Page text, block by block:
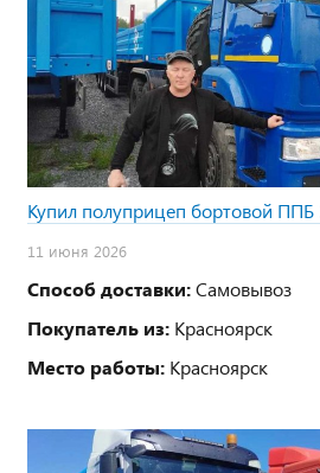
Купил полуприцеп бортовой
11 июня 2026
Способ доставки:Самовывоз
Покупатель из: Красноярск
Место работы: Красноярск